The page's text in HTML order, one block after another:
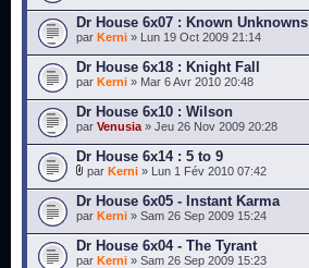
Dr House 6x07 : Known Unknowns
par Kerni » Lun 19 Oct 2009 21:14
Dr House 6x18 : Knight Fall
par Kerni » Mar 6 Avr 2010 20:48
Dr House 6x10 : Wilson
par Venusia » Jeu 26 Nov 2009 20:28
Dr House 6x14 : 5 to 9
par Kerni » Lun 1 Fév 2010 07:42
Dr House 6x05 - Instant Karma
par Kerni » Sam 26 Sep 2009 15:24
Dr House 6x04 - The Tyrant
par Kerni » Sam 26 Sep 2009 15:23